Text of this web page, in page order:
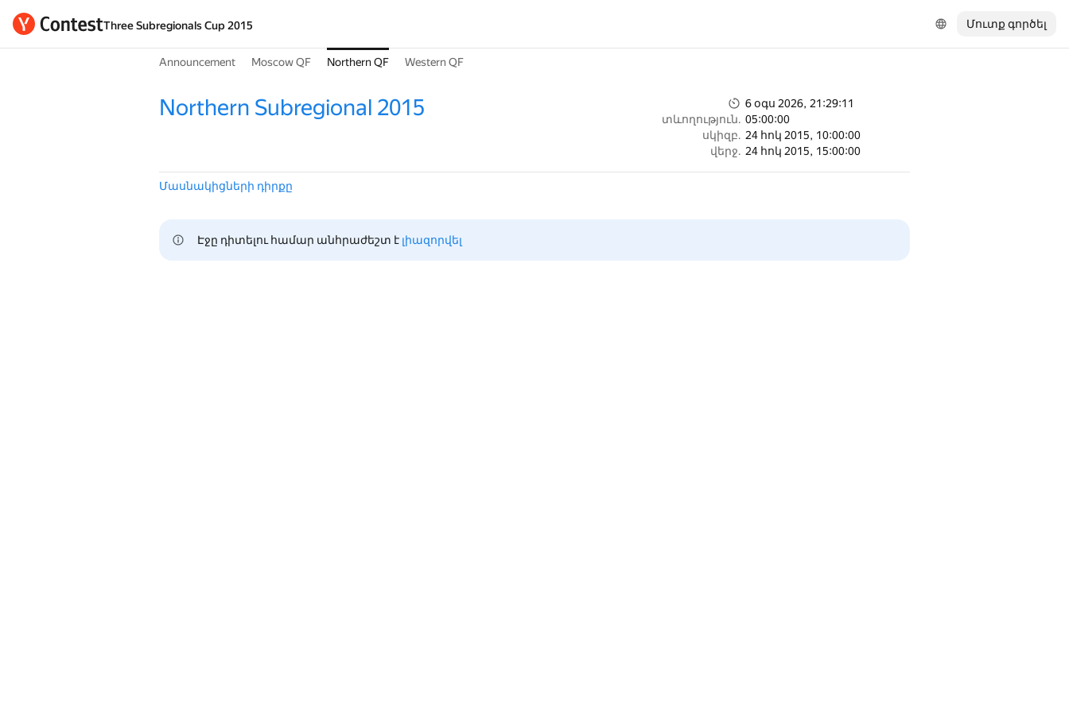
Three Subregionals Cup 2015 Մուտք գործել
Announcement Moscow QF Northern QF Western QF
Northern Subregional 2015
6 օգս 2026, 21:29:11
տևողություն. 05:00:00
սկիզբ. 24 հոկ 2015, 10:00:00
վերջ. 24 հոկ 2015, 15:00:00
Մասնակիցների դիրքը
Էջը դիտելու համար անհրաժեշտ է լիազորվել